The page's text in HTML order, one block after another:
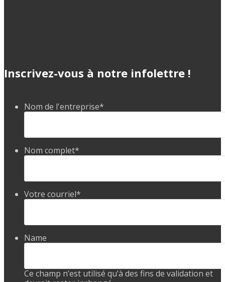
Inscrivez-vous à notre infolettre !
Nom de l'entreprise*
Nom complet*
Votre courriel*
Name
Ce champ n’est utilisé qu’à des fins de validation et